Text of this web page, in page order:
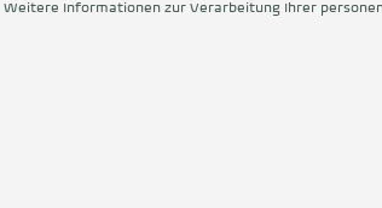
Weitere Informationen zur Verarbeitung Ihrer